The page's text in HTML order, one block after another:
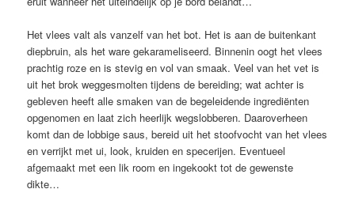
Het vlees valt als vanzelf van het bot. Het is aan de buitenkant
diepbruin, als het ware gekarameliseerd. Binnenin oogt het vlees
prachtig roze en is stevig en vol van smaak. Veel van het vet is
uit het brok weggesmolten tijdens de bereiding; wat achter is
gebleven heeft alle smaken van de begeleidende ingrediënten
opgenomen en laat zich heerlijk wegslobberen. Daaroverheen
komt dan de lobbige saus, bereid uit het stoofvocht van het vlees
en verrijkt met ui, look, kruiden en specerijen. Eventueel
afgemaakt met een lik room en ingekookt tot de gewenste
dikte…